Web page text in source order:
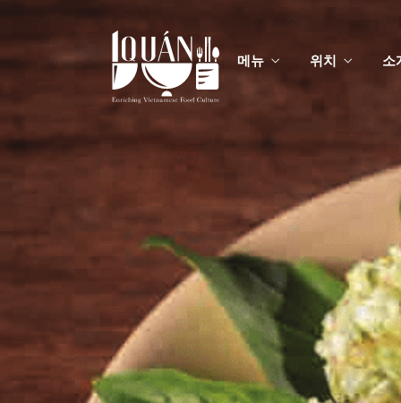
메뉴
메
맞춤
위치 소
메
맞춤